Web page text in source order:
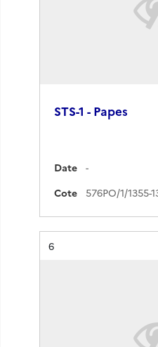
STS-1 - Papes
Date
-
Cote
Résultat n°
6